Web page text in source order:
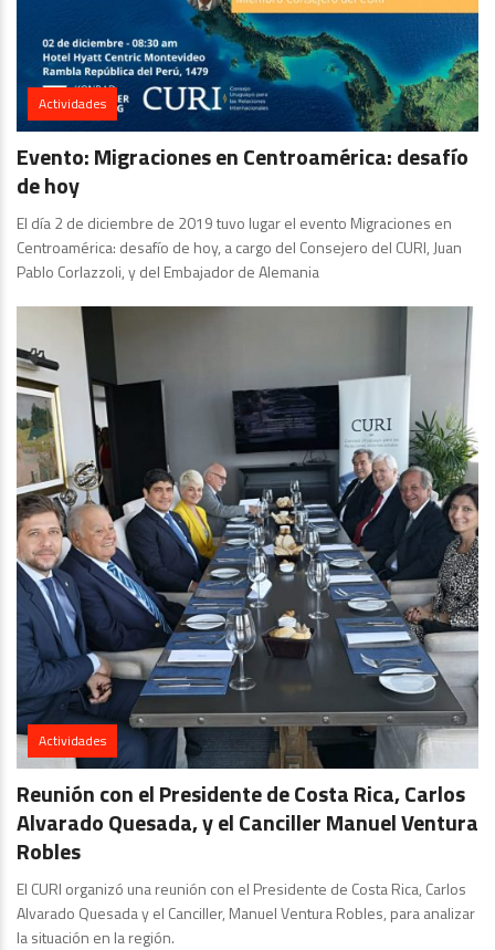
Actividades
Evento: Migraciones en Centroamérica: desafío
de hoy
El día 2 de diciembre de 2019 tuvo lugar el evento Migraciones en
Centroamérica: desafío de hoy, a cargo del Consejero del CURI, Juan
Pablo Corlazzoli, y del Embajador de Alemania
Actividades
Reunión con el Presidente de Costa Rica, Carlos
Alvarado Quesada, y el Canciller Manuel Ventura
Robles
El CURI organizó una reunión con el Presidente de Costa Rica, Carlos
Alvarado Quesada y el Canciller, Manuel Ventura Robles, para analizar
la situación en la región.